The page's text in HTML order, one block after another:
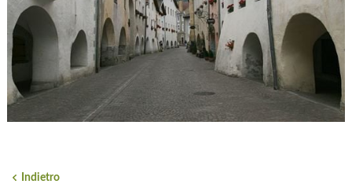
Indietro